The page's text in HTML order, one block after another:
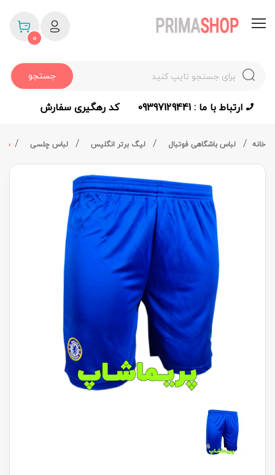
جستجو
0
ارتباط با ما : 09397129441 کد رهگیری سفارش
خانه لباس باشگاهی فوتبال لیگ برتر انگلیس لباس چلسی